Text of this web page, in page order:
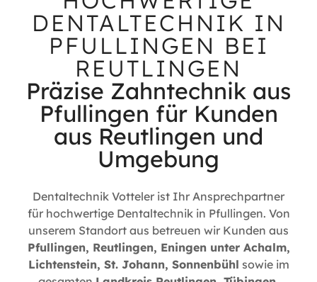
DENTALTECHNIK IN
PFULLINGEN BEI
REUTLINGEN
Präzise Zahntechnik aus
Pfullingen für Kunden
aus Reutlingen und
Umgebung
Dentaltechnik Votteler ist Ihr Ansprechpartner
für hochwertige Dentaltechnik in Pfullingen. Von
unserem Standort aus betreuen wir Kunden aus
Pfullingen, Reutlingen, Eningen unter Achalm,
Lichtenstein, St. Johann, Sonnenbühl sowie im